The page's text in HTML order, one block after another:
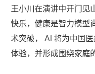
王小川在演讲中开门见
快乐，健康是智力模型
术突破， AI 将为中国
体验，并形成围绕家庭